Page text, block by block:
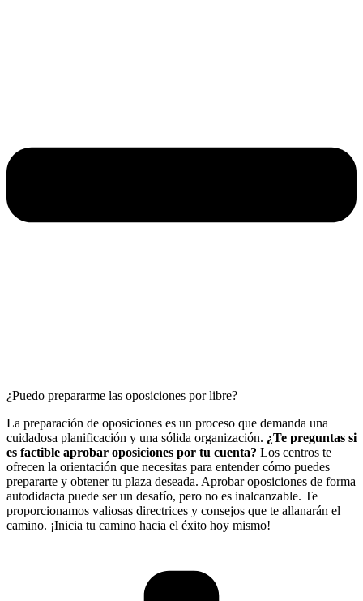
¿Puedo prepararme las oposiciones por libre?
La preparación de oposiciones es un proceso que demanda una
cuidadosa planificación y una sólida organización. ¿Te preguntas si
es factible aprobar oposiciones por tu cuenta? Los centros te
ofrecen la orientación que necesitas para entender cómo puedes
prepararte y obtener tu plaza deseada. Aprobar oposiciones de forma
autodidacta puede ser un desafío, pero no es inalcanzable. Te
proporcionamos valiosas directrices y consejos que te allanarán el
camino. ¡Inicia tu camino hacia el éxito hoy mismo!